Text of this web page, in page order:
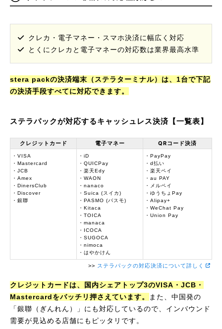
クレカ・電子マネー・スマホ決済に幅広く対応
とくにクレカと電子マネーの対応数は業界最高水準
stera packの決済端末（ステラターミナル）は、1台で下記
の決済手段すべてに対応できます。
ステラパックが対応するキャッシュレス決済【一覧表】
クレジットカード 電子マネー QRコード決済
・VISA
・Mastercard
・JCB
・Amex
・DinersClub
・Discover
・銀聯
・iD
・QUICPay
・楽天Edy
・WAON
・nanaco
・Suica (スイカ)
・PASMO (パスモ)
・Kitaca
・TOICA
・manaca
・ICOCA
・SUGOCA
・nimoca
・はやかけん
・PayPay
・d払い
・楽天ペイ
・au PAY
・メルペイ
・ゆうちょPay
・Alipay+
・WeChat Pay
・Union Pay
>> ステラパックの対応決済について詳しく
クレジットカードは、国内シェアトップ3のVISA・JCB・
Mastercardをバッチリ押さえています。
また、中国発の
「銀聯（ぎんれん）」にも対応しているので、インバウンド
需要が見込める店舗にもピッタリです。